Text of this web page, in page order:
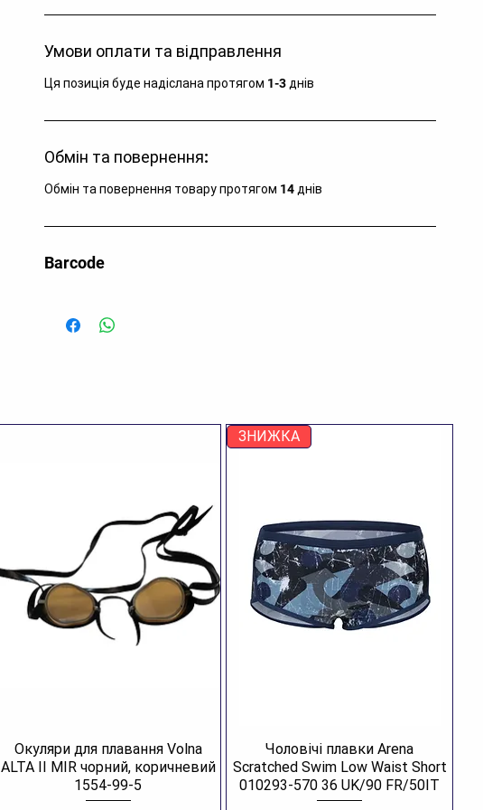
Умови оплати та відправлення
Ця позиція буде надіслана протягом 1-3 днів
Обмін та повернення:
Обмін та повернення товару протягом 14 днів
Barcode
Окуляри для плавання Volna
ALTA II MIR чорний, коричневий
1554-99-5
ЗНИЖКА
Чоловічі плавки Arena
Scratched Swim Low Waist Short
010293-570 36 UK/90 FR/50IT